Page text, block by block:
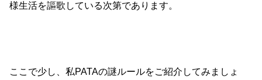
様生活を謳歌している次第であります。
ここで少し、私PATAの謎ルールをご紹介してみましょ